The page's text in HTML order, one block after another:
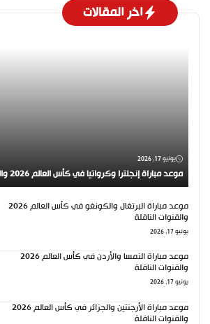
اخر المقالات
يونيو 17, 2026
موعد مباراة إنجلترا وكرواتيا في كأس العالم 2026 والقنوات الناقلة
موعد مباراة البرتغال والكونغو في كأس العالم 2026
والقنوات الناقلة
يونيو 17, 2026
موعد مباراة النمسا والأردن في كأس العالم 2026
والقنوات الناقلة
يونيو 17, 2026
موعد مباراة الأرجنتين والجزائر في كأس العالم 2026
والقنوات الناقلة